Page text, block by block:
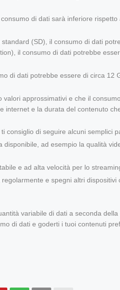
di dati sarà inferiore rispetto
(SD), il consumo di dati
il consumo di dati potrebbe
di dati potrebbe essere di circa 12
approssimativi e che il
internet e la durata del contenuto
consiglio di seguire alcuni semplici
disponibile, ad esempio la qualità
e ad alta velocità per lo
e spegni altri
variabile di dati a seconda
di dati e goderti i tuoi contenuti